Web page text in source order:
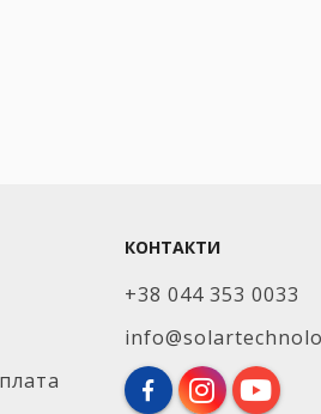
КОНТАКТИ
+38 044 353 0033